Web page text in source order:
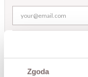
Zgoda